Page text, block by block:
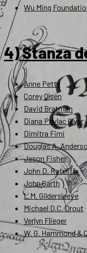
Wu Ming
4) Stanza
Anne Petty
Corey Olsen
David Bratman
Diana Pavlac Glyer
Dimitra Fimi
Douglas A.
Jason Fisher
John D. Rateliff
John Garth
L.M. Gildersleeve
Michael D.C. Drout
Verlyn Flieger
W. G. Hammond &